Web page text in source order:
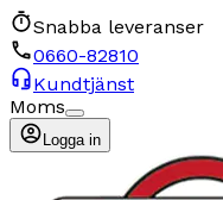
Snabba leveranser
0660-82810
Kundtjänst
Moms
Logga in